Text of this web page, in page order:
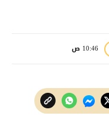
10:46 ص